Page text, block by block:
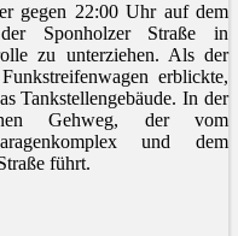
gegen 22:00 Uhr auf dem
Sponholzer Straße in
zu unterziehen. Als der
erblickte,
Tankstellengebäude. In der
Gehweg, der vom
und dem
führt.